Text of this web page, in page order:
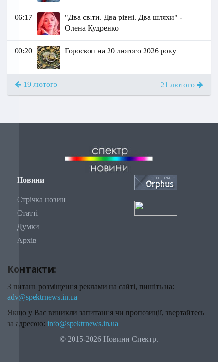
06:17
"Два світи. Два рівні. Два шляхи" -
Олена Кудренко
00:20 Гороскоп на 20 лютого 2026 року
19 лютого 21 лютого
Новини
Стрічка новин
Статті
Думки
Архів
Контакти:
З питань розміщення реклами на сайті, пишіть на:
adv@spektrnews.in.ua
Якщо у Вас виникли запитання чи пропозиції, звертайтесь
за адресою: info@spektrnews.in.ua
© 2015-2026 Новини Спектр.